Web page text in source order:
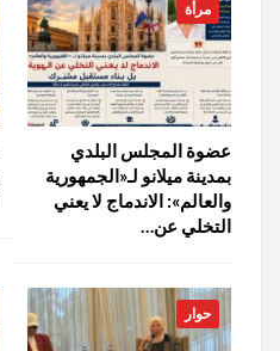
مرأة
عضوة المجلس البلدي
بمدينة ميلانو لـ«الجمهورية
والعالم»: الاندماج لا يعني
التخلي عن…
حوار